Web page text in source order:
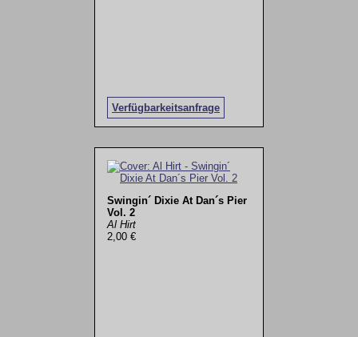
Verfügbarkeitsanfrage
Swingin´ Dixie At Dan´s Pier
Vol. 2
Al Hirt
2,00 €